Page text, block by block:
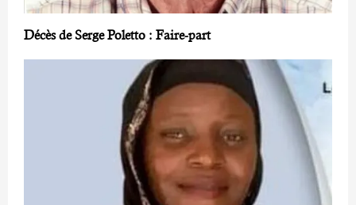
Décès de Serge Poletto : Faire-part